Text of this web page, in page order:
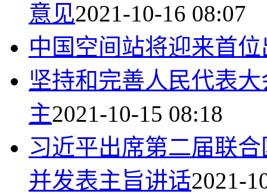
意见2021-10-16 08:07
中国空间站将迎来首
坚持和完善人民代表
主2021-10-15 08:18
习近平出席第二届联
并发表主旨讲话2021-